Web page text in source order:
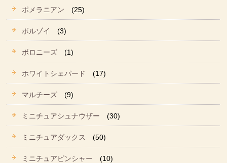
ポメラニアン (25)
ボルゾイ (3)
ボロニーズ (1)
ホワイトシェパード (17)
マルチーズ (9)
ミニチュアシュナウザー (30)
ミニチュアダックス (50)
ミニチュアピンシャー (10)